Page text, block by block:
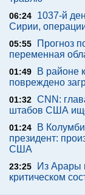
06:24
1037-й
Сирии,
05:55
Прогноз
переменная
01:49
В районе
повреждено
01:32 CNN:
штабов США
01:24
В
президент:
США
23:25
Из Арары
критическом